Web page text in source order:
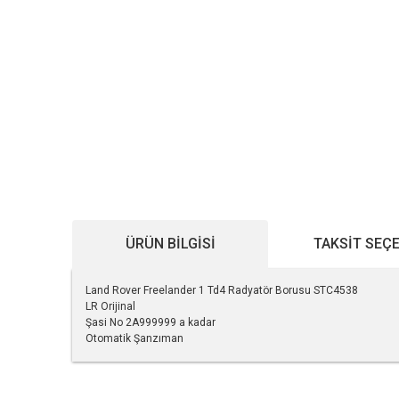
ÜRÜN BILGISI TAKSIT
Land Rover Freelander 1 Td4 Radyatör Borusu STC4538
LR Orijinal
Şasi No 2A999999 a kadar
Otomatik Şanzıman